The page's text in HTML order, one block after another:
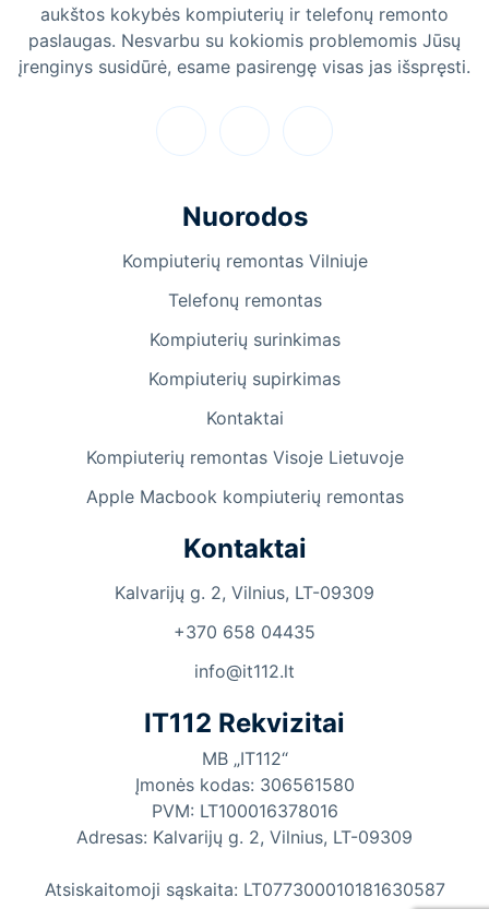
aukštos kokybės kompiuterių ir telefonų remonto
paslaugas. Nesvarbu su kokiomis problemomis Jūsų
įrenginys susidūrė, esame pasirengę visas jas išspręsti.
Nuorodos
Kompiuterių remontas Vilniuje
Telefonų remontas
Kompiuterių surinkimas
Kompiuterių supirkimas
Kontaktai
Kompiuterių remontas Visoje Lietuvoje
Apple Macbook kompiuterių remontas
Kontaktai
Kalvarijų g. 2, Vilnius, LT-09309
+370 658 04435
info@it112.lt
IT112 Rekvizitai
MB „IT112“
Įmonės kodas: 306561580
PVM: LT100016378016
Adresas: Kalvarijų g. 2, Vilnius, LT-09309
Atsiskaitomoji sąskaita: LT077300010181630587